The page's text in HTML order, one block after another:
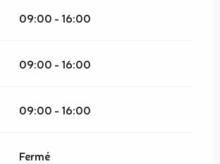
09:00 - 16:00
09:00 - 16:00
09:00 - 16:00
Fermé